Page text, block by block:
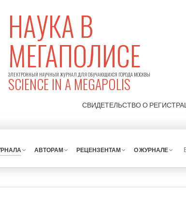
НАУКА В
МЕГАПОЛИСЕ
ЭЛЕКТРОННЫЙ НАУЧНЫЙ ЖУРНАЛ ДЛЯ ОБУЧАЮЩИХСЯ ГОРОДА МОСКВЫ
SCIENCE IN A MEGAPOLIS
СВИДЕТЕЛЬСТВО О
АВТОРАМ РЕЦЕНЗЕНТАМ О ЖУРНАЛЕ